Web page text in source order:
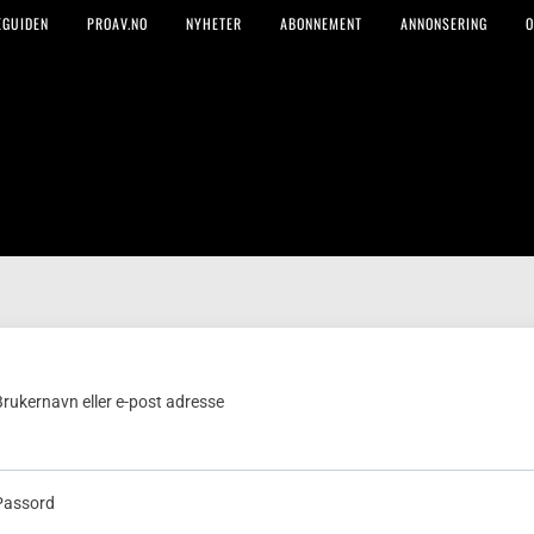
PROAV.NO NYHETER ABONNEMENT ANNONSERING
eller e-post adresse